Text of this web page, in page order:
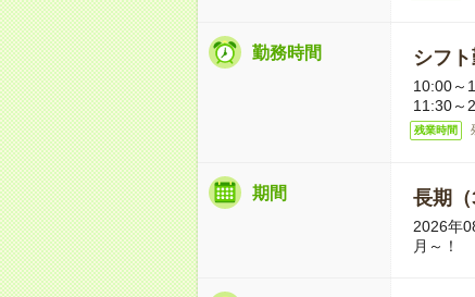
勤務時間 シフ
10:00～
11:30～
残業時間
期間 長期（
2026年
月～！